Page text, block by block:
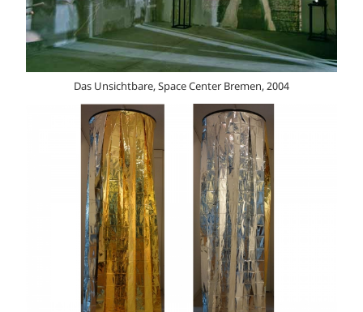
Das Unsichtbare, Space Center Bremen, 2004